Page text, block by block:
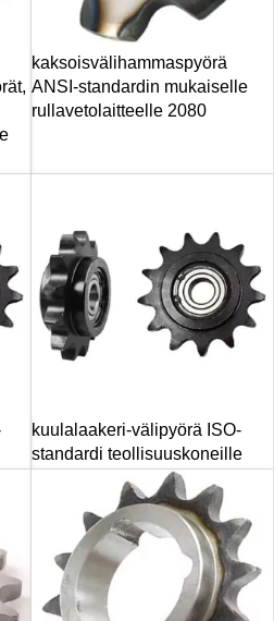
kaksoisvälihammaspyörä
ANSI-standardin mukaiselle
rullavetolaitteelle 2080
kuulalaakeri-välipyörä ISO-
standardi teollisuuskoneille